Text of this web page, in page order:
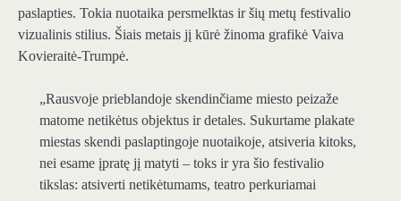
paslapties. Tokia nuotaika persmelktas ir šių metų festivalio
vizualinis stilius. Šiais metais jį kūrė žinoma grafikė Vaiva
Kovieraitė-Trumpė.
„Rausvoje prieblandoje skendinčiame miesto peizaže
matome netikėtus objektus ir detales. Sukurtame plakate
miestas skendi paslaptingoje nuotaikoje, atsiveria kitoks,
nei esame įpratę jį matyti – toks ir yra šio festivalio
tikslas: atsiverti netikėtumams, teatro perkuriamai